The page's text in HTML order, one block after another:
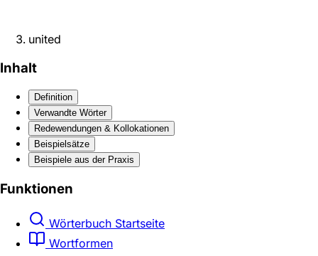
united
Inhalt
Definition
Verwandte Wörter
Redewendungen & Kollokationen
Beispielsätze
Beispiele aus der Praxis
Funktionen
Wörterbuch Startseite
Wortformen